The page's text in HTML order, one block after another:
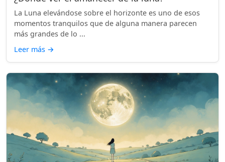
La Luna elevándose sobre el horizonte es uno de esos
momentos tranquilos que de alguna manera parecen
más grandes de lo ...
Leer más →